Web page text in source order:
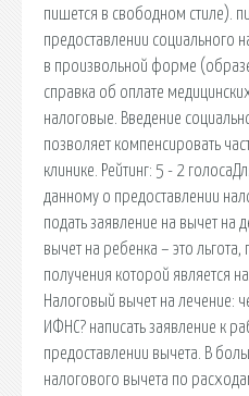
пишется в свободном стиле).
предоставлении социального
в произвольной форме
справка об оплате
налоговые. Введение
позволяет компенсировать
клинике. Рейтинг: 5 - 2
данному о предоставлении
подать заявление на вычет на
вычет на ребенка – это
получения которой является
Налоговый вычет на лечение:
ИФНС? написать заявление к
предоставлении вычета. В
налогового вычета по